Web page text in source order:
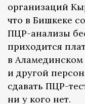
организаций
что в Бишкеке
ПЦР-анализы
приходится
в
и другой
сдавать ПЦР-
ни у кого нет.